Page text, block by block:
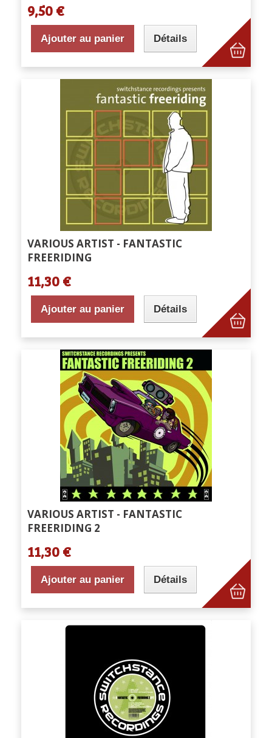
9,50 €
Ajouter au panier Détails
VARIOUS ARTIST - FANTASTIC
FREERIDING
11,30 €
Ajouter au panier Détails
VARIOUS ARTIST - FANTASTIC
FREERIDING 2
11,30 €
Ajouter au panier Détails